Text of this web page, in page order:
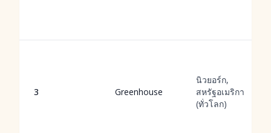
3 Greenhouse
นิวยอร์ก,
สหรัฐอเมริกา
(ทั่วโลก)